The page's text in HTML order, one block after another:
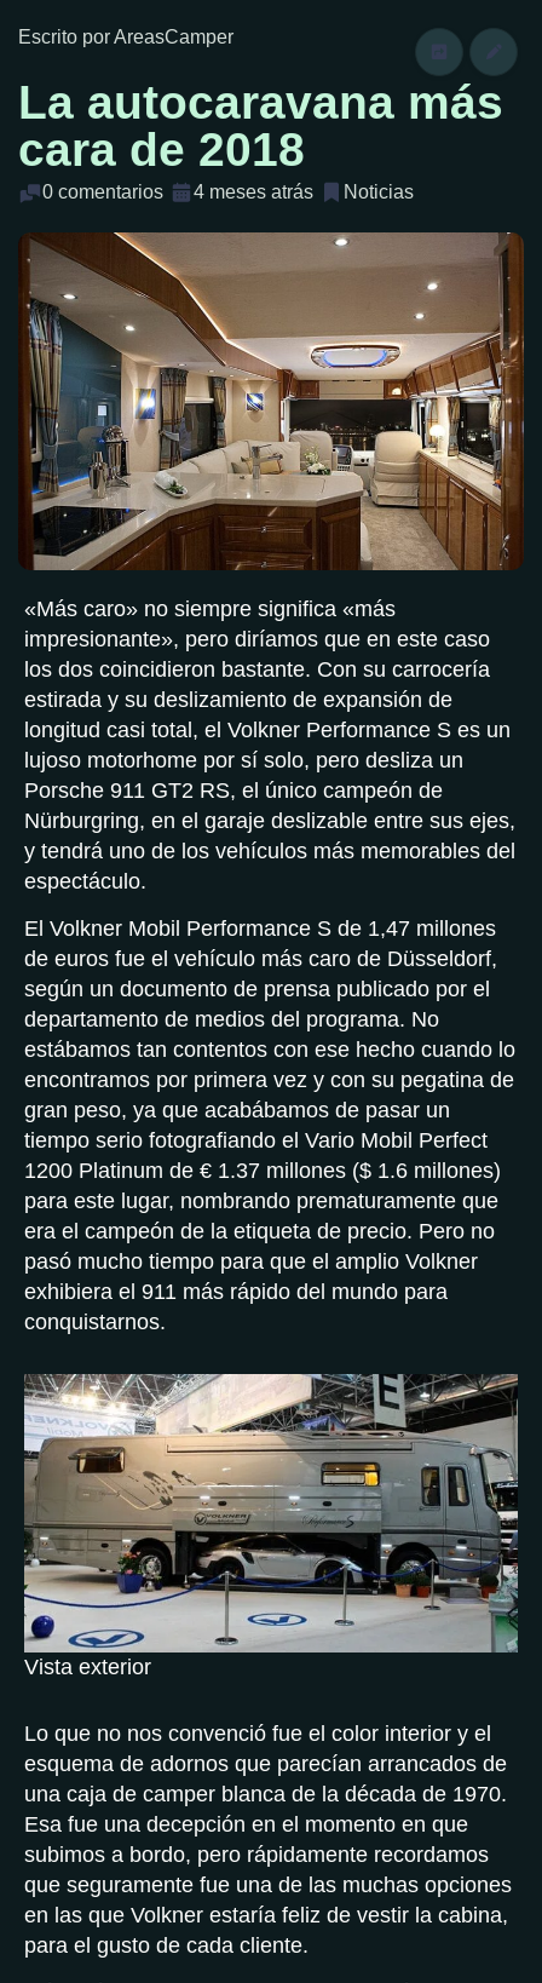
Escrito por AreasCamper
La autocaravana más
cara de 2018
0 comentarios 4 meses atrás Noticias
«Más caro» no siempre significa «más
impresionante», pero diríamos que en este caso
los dos coincidieron bastante. Con su carrocería
estirada y su deslizamiento de expansión de
longitud casi total, el Volkner Performance S es un
lujoso motorhome por sí solo, pero desliza un
Porsche 911 GT2 RS, el único campeón de
Nürburgring, en el garaje deslizable entre sus ejes,
y tendrá uno de los vehículos más memorables del
espectáculo.
El Volkner Mobil Performance S de 1,47 millones
de euros fue el vehículo más caro de Düsseldorf,
según un documento de prensa publicado por el
departamento de medios del programa. No
estábamos tan contentos con ese hecho cuando lo
encontramos por primera vez y con su pegatina de
gran peso, ya que acabábamos de pasar un
tiempo serio fotografiando el Vario Mobil Perfect
1200 Platinum de € 1.37 millones ($ 1.6 millones)
para este lugar, nombrando prematuramente que
era el campeón de la etiqueta de precio. Pero no
pasó mucho tiempo para que el amplio Volkner
exhibiera el 911 más rápido del mundo para
conquistarnos.
Vista exterior
Lo que no nos convenció fue el color interior y el
esquema de adornos que parecían arrancados de
una caja de camper blanca de la década de 1970.
Esa fue una decepción en el momento en que
subimos a bordo, pero rápidamente recordamos
que seguramente fue una de las muchas opciones
en las que Volkner estaría feliz de vestir la cabina,
para el gusto de cada cliente.